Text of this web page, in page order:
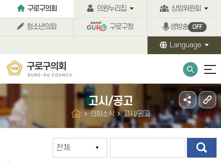
본문바로가기구로구의회 의원누리집 상임위원회
청소년의회 구로구청 생방송 OFF
Language
구로구의회
GURO-GU COUNCIL
고시/공고
의회소식 고시/공고